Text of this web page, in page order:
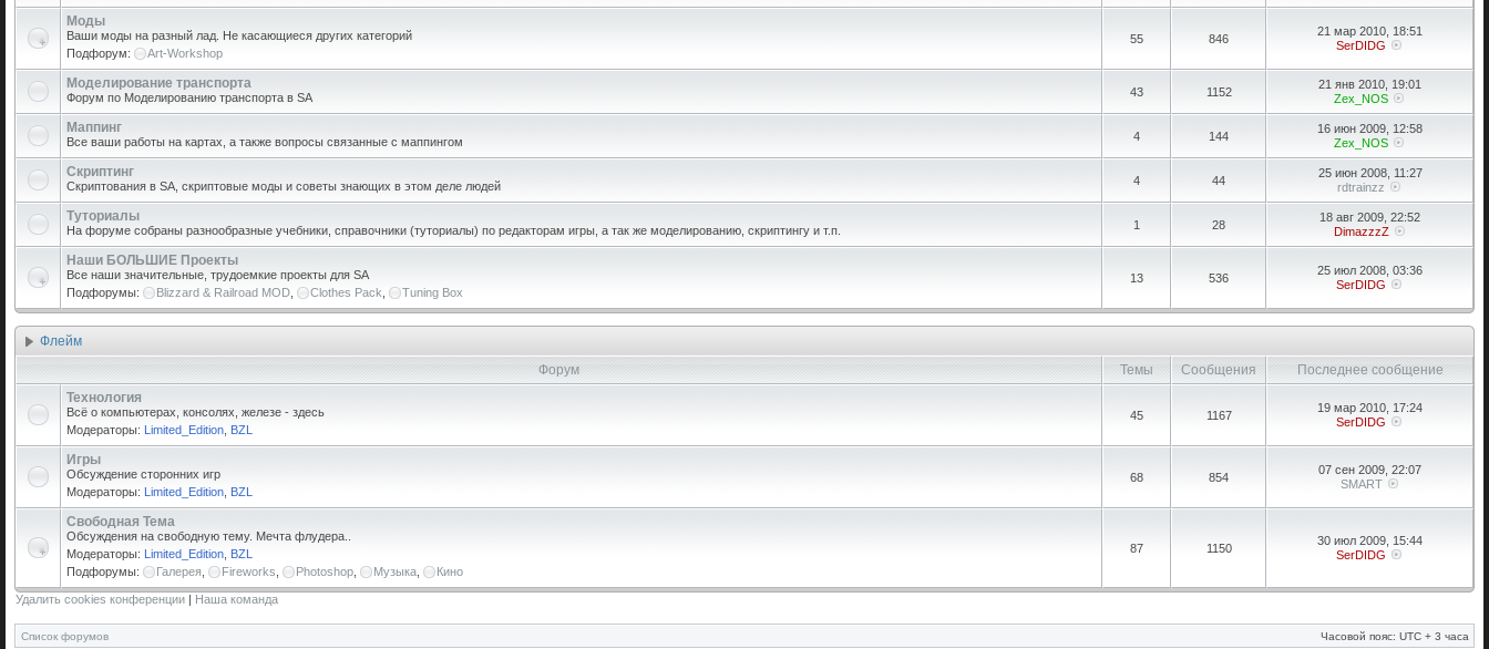
Моды
Ваши моды на разный лад. Не касающиеся других категорий
Подфорум:
Art-Workshop
55 846
21 мар 2010, 18:51
SerDIDG
Моделирование транспорта
Форум по Моделированию транспорта в SA 43 1152
21 янв 2010, 19:01
Zex_NOS
Маппинг
Все ваши работы на картах, а также вопросы связанные с маппингом 4 144
16 июн 2009, 12:58
Zex_NOS
Скриптинг
Скриптования в SA, скриптовые моды и советы знающих в этом деле людей 4 44
25 июн 2008, 11:27
rdtrainzz
Туториалы
На форуме собраны разнообразные учебники, справочники (туториалы) по редакторам игры, а так же моделированию, скриптингу и т.п. 1 28
18 авг 2009, 22:52
DimazzzZ
Наши БОЛЬШИЕ Проекты
Все наши значительные, трудоемкие проекты для SA
Подфорумы:
Blizzard & Railroad MOD Clothes Pack Tuning Box
13 536
25 июл 2008, 03:36
SerDIDG
Флейм
Форум
Темы Сообщения
Последнее сообщение
Технология
Всё о компьютерах, консолях, железе - здесь
Модераторы: Limited_Edition BZL
45 1167
19 мар 2010, 17:24
SerDIDG
Игры
Обсуждение сторонних игр
Модераторы: Limited_Edition BZL
68 854
07 сен 2009, 22:07
SMART
Свободная Тема
Обсуждения на свободную тему. Мечта флудера..
Модераторы: Limited_Edition BZL
Подфорумы:
Галерея Fireworks Photoshop Музыка Кино
87 1150
30 июл 2009, 15:44
SerDIDG
Удалить cookies конференции | Наша команда
Список форумов Часовой пояс: UTC + 3 часа